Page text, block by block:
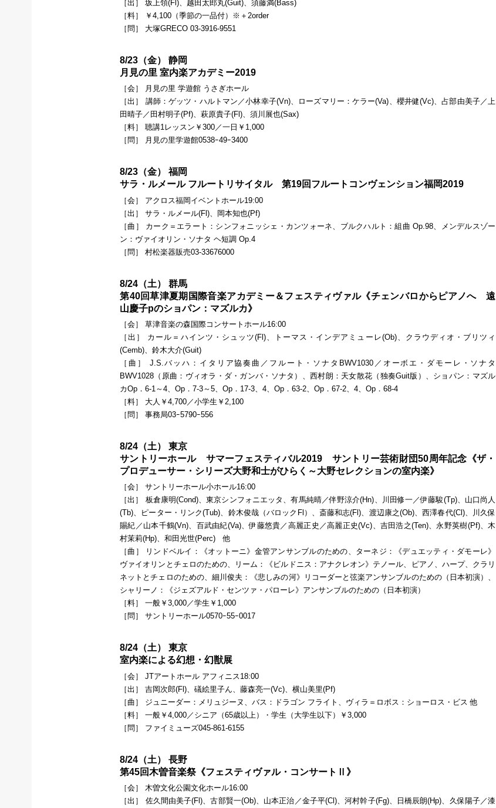
［出］ 坂上領(Fl)、越田太郎丸(Guit)、須藤満(Bass)
［料］ ￥4,100（季節の一品付）※＋2order
［問］ 大塚GRECO 03-3916-9551
8/23（金） 静岡
月見の里 室内楽アカデミー2019
［会］ 月見の里 学遊館 うさぎホール
［出］ 講師：ゲッツ・ハルトマン／小林幸子(Vn)、ローズマリー：ケラー(Va)、櫻井健(Vc)、占部由美子／上
田晴子／田村明子(Pf)、萩原貴子(Fl)、須川展也(Sax)
［料］ 聴講1レッスン￥300／一日￥1,000
［問］ 月見の里学遊館0538ｰ49ｰ3400
8/23（金） 福岡
サラ・ルメール フルートリサイタル 第19回フルートコンヴェンション福岡2019
［会］ アクロス福岡イベントホール19:00
［出］ サラ・ルメール(Fl)、岡本知也(Pf)
［曲］ カーク＝エラート：シンフォニッシェ・カンツォーネ、ブルクハルト：組曲 Op.98、メンデルスゾー
ン：ヴァイオリン・ソナタ ヘ短調 Op.4
［問］ 村松楽器販売03-33676000
8/24（土） 群馬
第40回草津夏期国際音楽アカデミー＆フェスティヴァル《チェンバロからピアノへ 遠
山慶子pのショパン：マズルカ》
［会］ 草津音楽の森国際コンサートホール16:00
［出］ カール＝ハインツ・シュッツ(Fl)、トーマス・インデアミューレ(Ob)、クラウディオ・ブリツィ
(Cemb)、鈴木大介(Guit)
［曲］ J.S.バッハ：イタリア協奏曲／フルート・ソナタBWV1030／オーボエ・ダモーレ・ソナタ
BWV1028（原曲：ヴィオラ・ダ・ガンバ・ソナタ）、西村朗：天女散花（独奏Guit版）、ショパン：マズル
カOp．6‐1～4、Op．7‐3～5、Op．17‐3、4、Op．63‐2、Op．67‐2、4、Op．68‐4
［料］ 大人￥4,700／小学生￥2,100
［問］ 事務局03ｰ5790ｰ556
8/24（土） 東京
サントリーホール サマーフェスティバル2019 サントリー芸術財団50周年記念《ザ・
プロデューサー・シリーズ大野和士がひらく～大野セレクションの室内楽》
［会］ サントリーホール小ホール16:00
［出］ 板倉康明(Cond)、東京シンフォニエッタ、有馬純晴／伴野涼介(Hn)、川田修一／伊藤駿(Tp)、山口尚人
(Tb)、ピーター・リンク(Tub)、鈴木俊哉（バロックFl）、斎藤和志(Fl)、渡辺康之(Ob)、西澤春代(Cl)、川久保
賜紀／山本千鶴(Vn)、百武由紀(Va)、伊藤悠貴／高麗正史／高麗正史(Vc)、吉田浩之(Ten)、永野英樹(Pf)、木
村茉莉(Hp)、和田光世(Perc) 他
［曲］ リンドベルイ：《オットーニ》金管アンサンブルのための、ターネジ：《デュエッティ・ダモーレ》
ヴァイオリンとチェロのための、リーム：《ビルドニス：アナクレオン》テノール、ピアノ、ハープ、クラリ
ネットとチェロのための、細川俊夫：《悲しみの河》リコーダーと弦楽アンサンブルのための（日本初演）、
シャリーノ：《ジェズアルド・センツァ・パローレ》アンサンブルのための（日本初演）
［料］ 一般￥3,000／学生￥1,000
［問］ サントリーホール0570ｰ55ｰ0017
8/24（土） 東京
室内楽による幻想・幻獣展
［会］ JTアートホール アフィニス18:00
［出］ 吉岡次郎(Fl)、礒絵里子ん、藤森亮一(Vc)、横山美里(Pf)
［曲］ ジュニーダー：メリュジーヌ、バス：ドラゴン フライト、ヴィラ＝ロボス：ショーロス・ビス 他
［料］ 一般￥4,000／シニア（65歳以上）・学生（大学生以下）￥3,000
［問］ ファイミューズ045-861-6155
8/24（土） 長野
第45回木曽音楽祭《フェスティヴァル・コンサートⅡ》
［会］ 木曽文化公園文化ホール16:00
［出］ 佐久間由美子(Fl)、古部賢一(Ob)、山本正治／金子平(Cl)、河村幹子(Fg)、日橋辰朗(Hp)、久保陽子／漆